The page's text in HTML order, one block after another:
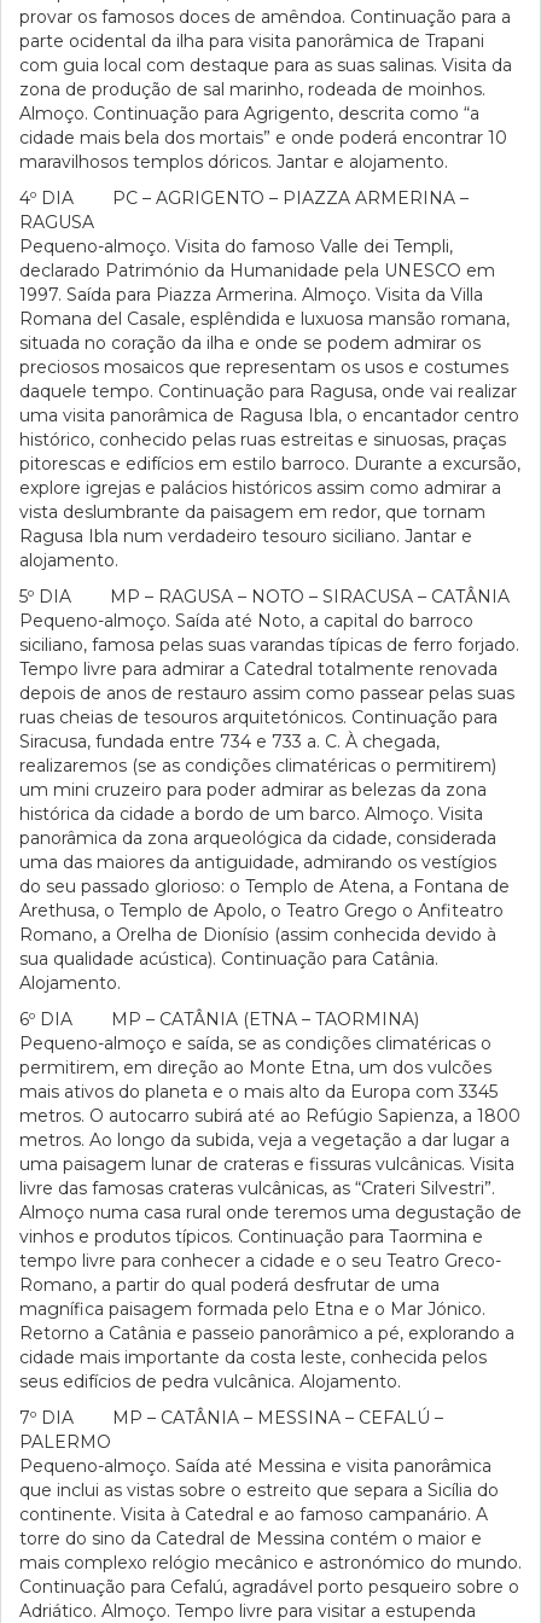
provar os famosos doces de amêndoa. Continuação para a
parte ocidental da ilha para visita panorâmica de Trapani
com guia local com destaque para as suas salinas. Visita da
zona de produção de sal marinho, rodeada de moinhos.
Almoço. Continuação para Agrigento, descrita como “a
cidade mais bela dos mortais” e onde poderá encontrar 10
maravilhosos templos dóricos. Jantar e alojamento.
4º DIA PC – AGRIGENTO – PIAZZA ARMERINA –
RAGUSA
Pequeno-almoço. Visita do famoso Valle dei Templi,
declarado Património da Humanidade pela UNESCO em
1997. Saída para Piazza Armerina. Almoço. Visita da Villa
Romana del Casale, esplêndida e luxuosa mansão romana,
situada no coração da ilha e onde se podem admirar os
preciosos mosaicos que representam os usos e costumes
daquele tempo. Continuação para Ragusa, onde vai realizar
uma visita panorâmica de Ragusa Ibla, o encantador centro
histórico, conhecido pelas ruas estreitas e sinuosas, praças
pitorescas e edifícios em estilo barroco. Durante a excursão,
explore igrejas e palácios históricos assim como admirar a
vista deslumbrante da paisagem em redor, que tornam
Ragusa Ibla num verdadeiro tesouro siciliano. Jantar e
alojamento.
5º DIA MP – RAGUSA – NOTO – SIRACUSA – CATÂNIA
Pequeno-almoço. Saída até Noto, a capital do barroco
siciliano, famosa pelas suas varandas típicas de ferro forjado.
Tempo livre para admirar a Catedral totalmente renovada
depois de anos de restauro assim como passear pelas suas
ruas cheias de tesouros arquitetónicos. Continuação para
Siracusa, fundada entre 734 e 733 a. C. À chegada,
realizaremos (se as condições climatéricas o permitirem)
um mini cruzeiro para poder admirar as belezas da zona
histórica da cidade a bordo de um barco. Almoço. Visita
panorâmica da zona arqueológica da cidade, considerada
uma das maiores da antiguidade, admirando os vestígios
do seu passado glorioso: o Templo de Atena, a Fontana de
Arethusa, o Templo de Apolo, o Teatro Grego o Anfiteatro
Romano, a Orelha de Dionísio (assim conhecida devido à
sua qualidade acústica). Continuação para Catânia.
Alojamento.
6º DIA MP – CATÂNIA (ETNA – TAORMINA)
Pequeno-almoço e saída, se as condições climatéricas o
permitirem, em direção ao Monte Etna, um dos vulcões
mais ativos do planeta e o mais alto da Europa com 3345
metros. O autocarro subirá até ao Refúgio Sapienza, a 1800
metros. Ao longo da subida, veja a vegetação a dar lugar a
uma paisagem lunar de crateras e fissuras vulcânicas. Visita
livre das famosas crateras vulcânicas, as “Crateri Silvestri”.
Almoço numa casa rural onde teremos uma degustação de
vinhos e produtos típicos. Continuação para Taormina e
tempo livre para conhecer a cidade e o seu Teatro Greco-
Romano, a partir do qual poderá desfrutar de uma
magnífica paisagem formada pelo Etna e o Mar Jónico.
Retorno a Catânia e passeio panorâmico a pé, explorando a
cidade mais importante da costa leste, conhecida pelos
seus edifícios de pedra vulcânica. Alojamento.
7º DIA MP – CATÂNIA – MESSINA – CEFALÚ –
PALERMO
Pequeno-almoço. Saída até Messina e visita panorâmica
que inclui as vistas sobre o estreito que separa a Sicília do
continente. Visita à Catedral e ao famoso campanário. A
torre do sino da Catedral de Messina contém o maior e
mais complexo relógio mecânico e astronómico do mundo.
Continuação para Cefalú, agradável porto pesqueiro sobre o
Adriático. Almoço. Tempo livre para visitar a estupenda